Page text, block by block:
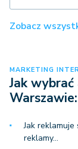
Zobacz
MARKETING
Jak
Jak reklamuje
reklamy…